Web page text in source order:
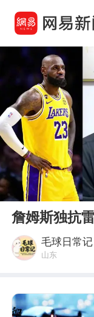
00:00
詹姆斯独抗
毛球日常记
山东